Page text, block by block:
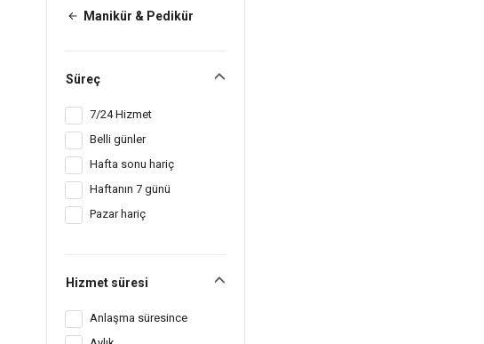
Manikür & Pedikür
Süreç
7/24 Hizmet
Belli günler
Hafta sonu hariç
Haftanın 7 günü
Pazar hariç
Hizmet süresi
Anlaşma süresince